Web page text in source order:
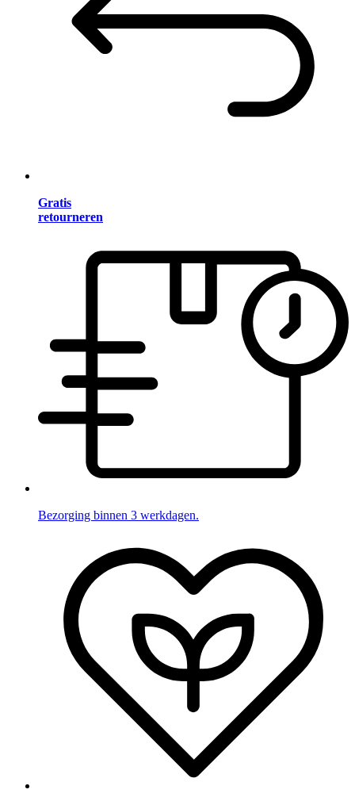
Gratis
retourneren
Bezorging binnen 3 werkdagen.